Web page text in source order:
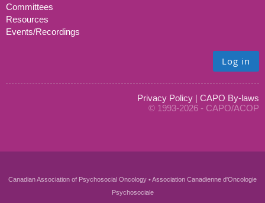
Committees
Resources
Events/Recordings
Log in
Privacy Policy | CAPO By-laws
© 1993-2026 - CAPO/ACOP
Canadian Association of Psychosocial Oncology • Association Canadienne d'Oncologie
Psychosociale